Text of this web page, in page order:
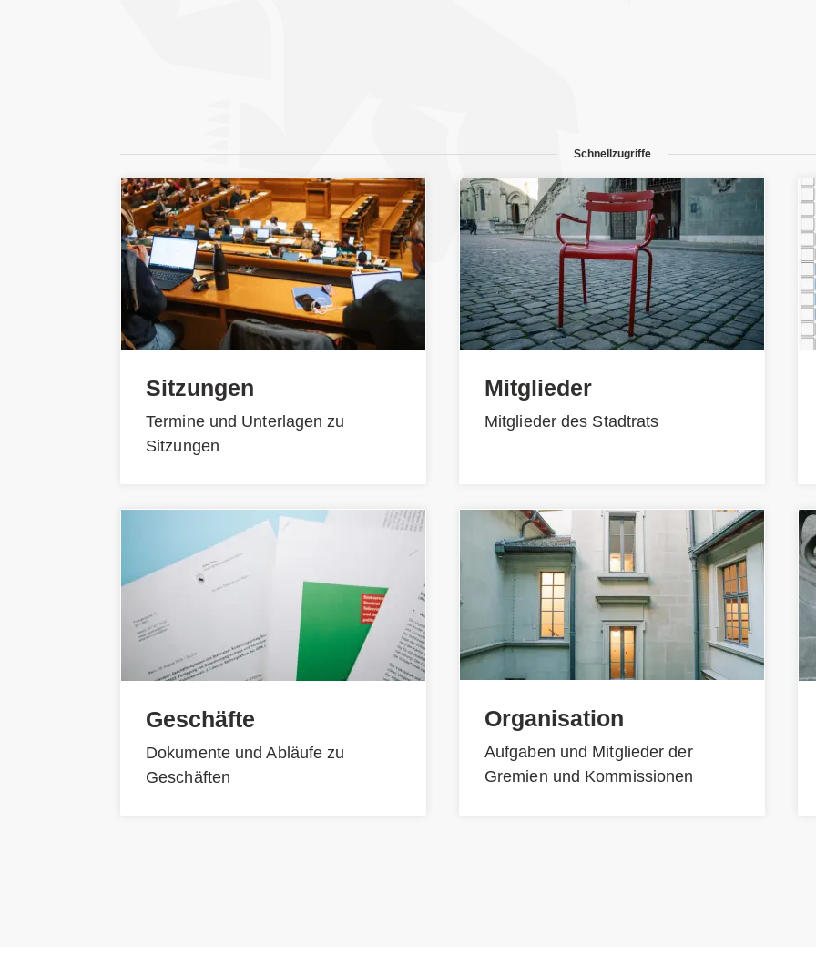
Schnellzugriffe
Sitzungen
Termine und Unterlagen zu
Sitzungen
Geschäfte
Dokumente und Abläufe zu
Geschäften
Mitglieder
Mitglieder des Stadtrats
Organisation
Aufgaben und Mitglieder der
Gremien und Kommissionen